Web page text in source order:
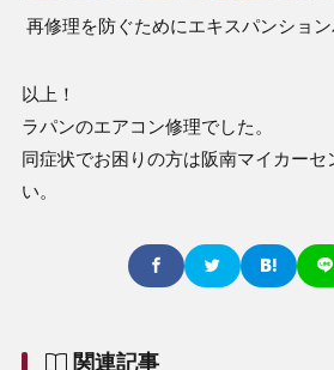
再修理を防ぐためにエキスパンション
以上！
ラパンのエアコン修理でした。
同症状でお困りの方は阪南マイカーセ
い。
関連記事